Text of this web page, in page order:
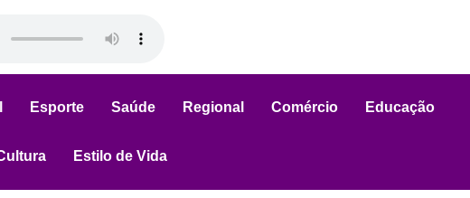
Esporte Saúde Regional Comércio Educação
Estilo de Vida